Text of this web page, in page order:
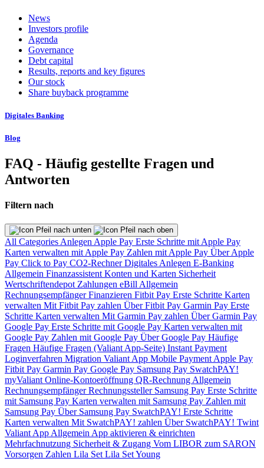
News
Investors profile
Agenda
Governance
Debt capital
Results, reports and key figures
Our stock
Share buyback programme
Digitales Banking
Blog
FAQ - Häufig gestellte Fragen und
Antworten
Filtern nach
All Categories Anlegen Apple Pay Erste Schritte mit Apple Pay
Karten verwalten mit Apple Pay Zahlen mit Apple Pay Über Apple
Pay Click to Pay CO2-RechnerDigitales Anlegen E-Banking
Allgemein Finanzassistent Konten und Karten Sicherheit
Wertschriftendepot Zahlungen eBill Allgemein
RechnungsempfängerFinanzieren Fitbit Pay Erste Schritte Karten
verwalten Mit Fitbit Pay zahlen Über Fitbit Pay Garmin Pay Erste
Schritte Karten verwalten Mit Garmin Pay zahlen Über Garmin Pay
Google Pay Erste Schritte mit Google Pay Karten verwalten mit
Google Pay Zahlen mit Google Pay Über Google Pay Häufige
Fragen Häufige Fragen (Valiant App-Seite) Instant Payment
Loginverfahren Migration Valiant App Mobile Payment Apple Pay
Fitbit Pay Garmin Pay Google Pay Samsung Pay SwatchPAY!
myValiant Online-Kontoeröffnung QR-Rechnung Allgemein
RechnungsempfängerRechnungssteller Samsung Pay Erste Schritte
mit Samsung Pay Karten verwalten mit Samsung Pay Zahlen mit
Samsung Pay Über Samsung Pay SwatchPAY! Erste Schritte
Karten verwalten Mit SwatchPAY! zahlen Über SwatchPAY! Twint
Valiant App Allgemein App aktivieren & einrichten
Mehrfachnutzung Sicherheit & Zugang Vom LIBOR zum SARON
Vorsorgen Zahlen Lila Set Lila Set Young